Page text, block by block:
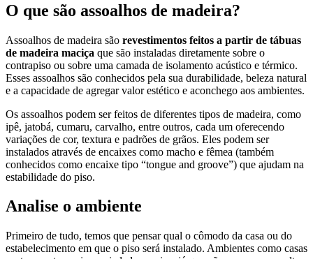
O que são assoalhos de madeira?
Assoalhos de madeira são revestimentos feitos a partir de tábuas
de madeira maciça que são instaladas diretamente sobre o
contrapiso ou sobre uma camada de isolamento acústico e térmico.
Esses assoalhos são conhecidos pela sua durabilidade, beleza natural
e a capacidade de agregar valor estético e aconchego aos ambientes.
Os assoalhos podem ser feitos de diferentes tipos de madeira, como
ipê, jatobá, cumaru, carvalho, entre outros, cada um oferecendo
variações de cor, textura e padrões de grãos. Eles podem ser
instalados através de encaixes como macho e fêmea (também
conhecidos como encaixe tipo “tongue and groove”) que ajudam na
estabilidade do piso.
Analise o ambiente
Primeiro de tudo, temos que pensar qual o cômodo da casa ou do
estabelecimento em que o piso será instalado. Ambientes como casas